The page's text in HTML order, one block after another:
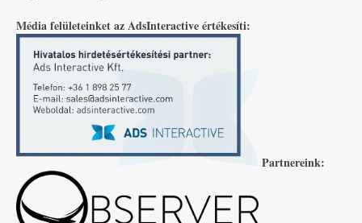
Média felületeinket az AdsInteractive értékesíti:
Partnereink: